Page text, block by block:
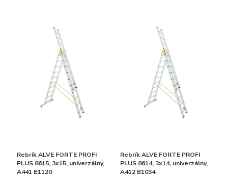
Rebrík ALVE FORTE PROFI
PLUS 8615, 3x15, univerzálny,
A441 B1120
Rebrík ALVE FORTE PROFI
PLUS 8614, 3x14, univerzálny,
A412 B1034